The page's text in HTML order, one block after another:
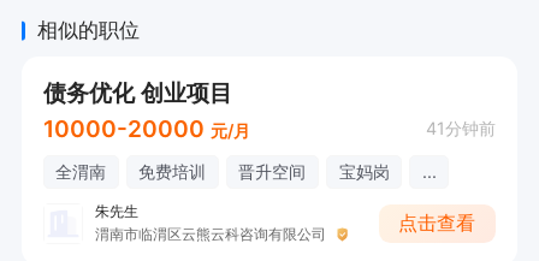
相似的职位
债务优化 创业项目
10000-20000 元/月 41分钟前
全渭南 免费培训 晋升空间 宝妈岗 ...
朱先生
渭南市临渭区云熊云科咨询有限公司
点击查看